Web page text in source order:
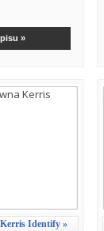
»
Identify »